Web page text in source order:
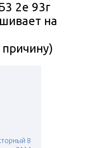
2e 93г
на
8